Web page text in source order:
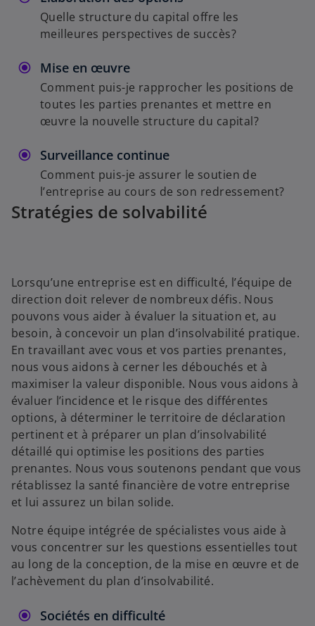
Quelle structure du capital offre les
meilleures perspectives de succès?
Mise en œuvre
Comment puis-je rapprocher les positions de
toutes les parties prenantes et mettre en
œuvre la nouvelle structure du capital?
Surveillance continue
Comment puis-je assurer le soutien de
l’entreprise au cours de son redressement?
Stratégies de solvabilité
Lorsqu’une entreprise est en difficulté, l’équipe de
direction doit relever de nombreux défis. Nous
pouvons vous aider à évaluer la situation et, au
besoin, à concevoir un plan d’insolvabilité pratique.
En travaillant avec vous et vos parties prenantes,
nous vous aidons à cerner les débouchés et à
maximiser la valeur disponible. Nous vous aidons à
évaluer l’incidence et le risque des différentes
options, à déterminer le territoire de déclaration
pertinent et à préparer un plan d’insolvabilité
détaillé qui optimise les positions des parties
prenantes. Nous vous soutenons pendant que vous
rétablissez la santé financière de votre entreprise
et lui assurez un bilan solide.
Notre équipe intégrée de spécialistes vous aide à
vous concentrer sur les questions essentielles tout
au long de la conception, de la mise en œuvre et de
l’achèvement du plan d’insolvabilité.
Sociétés en difficulté